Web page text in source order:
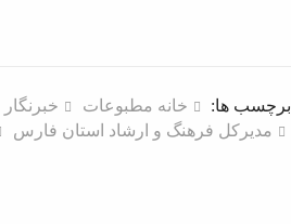
برچسب ها: خانه مطبوعات خبرنگار
مدیرکل فرهنگ و ارشاد استان فارس